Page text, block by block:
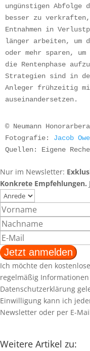
ungünstigen Abfolge
besser zu
Entnahmen in
länger arbeiten, um
oder mehr sparen,
die Rentenphase
Strategien sind in
Anleger frühzeitig
auseinandersetzen.
© Neumann
Fotografie: Jacob
Quellen: Eigene
Nur im Newsletter:
Konkrete Empfehlungen.
Vorname
Nachname
E-
Mail(erforderlich)
Ich möchte den
regelmäßig
Datenschutzerklärung
Einwilligung kann ich
Newsletter oder per E-
Weitere Artikel zu: